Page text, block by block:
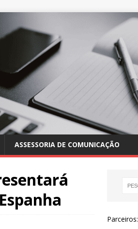
ASSESSORIA DE COMUNICAÇÃO
Parceiros: